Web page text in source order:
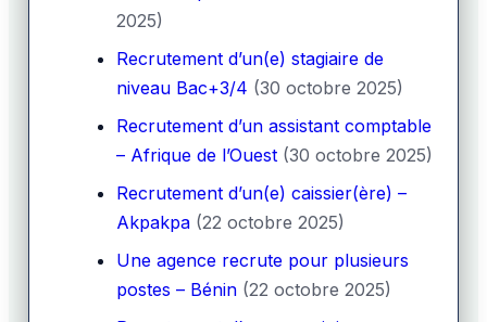
2025)
Recrutement d’un(e) stagiaire de
niveau Bac+3/4 (30 octobre 2025)
Recrutement d’un assistant comptable
– Afrique de l’Ouest (30 octobre 2025)
Recrutement d’un(e) caissier(ère) –
Akpakpa (22 octobre 2025)
Une agence recrute pour plusieurs
postes – Bénin (22 octobre 2025)